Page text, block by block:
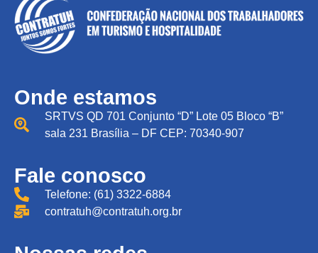
Onde estamos
SRTVS QD 701 Conjunto “D” Lote 05 Bloco “B”
sala 231 Brasília – DF CEP: 70340-907
Fale conosco
Telefone: (61) 3322-6884
contratuh@contratuh.org.br